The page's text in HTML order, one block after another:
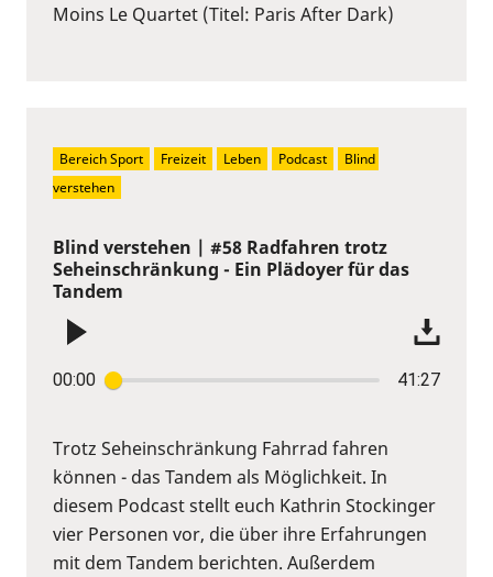
Moins Le Quartet (Titel: Paris After Dark)
Blind verstehen | #58 Radfahren trotz
Seheinschränkung - Ein Plädoyer für das
Tandem
00:00 41:27
Trotz Seheinschränkung Fahrrad fahren
können - das Tandem als Möglichkeit. In
diesem Podcast stellt euch Kathrin Stockinger
vier Personen vor, die über ihre Erfahrungen
mit dem Tandem berichten. Außerdem
Bereich Sport Freizeit Leben Podcast
Blind
verstehen